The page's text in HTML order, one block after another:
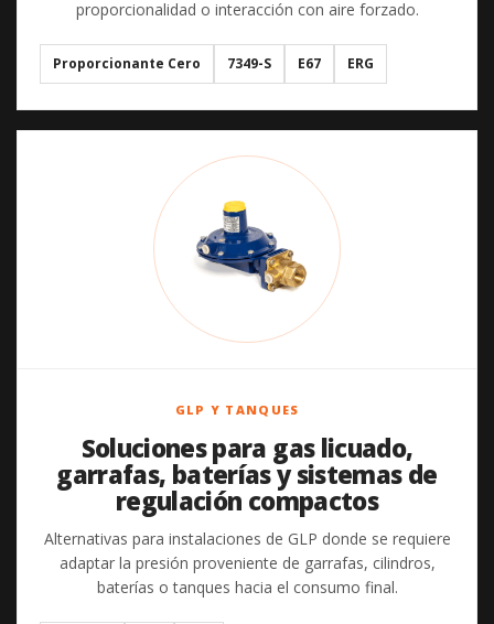
proporcionalidad o interacción con aire forzado.
Proporcionante Cero 7349-S E67 ERG
GLP Y TANQUES
Soluciones para gas licuado,
garrafas, baterías y sistemas de
regulación compactos
Alternativas para instalaciones de GLP donde se requiere
adaptar la presión proveniente de garrafas, cilindros,
baterías o tanques hacia el consumo final.